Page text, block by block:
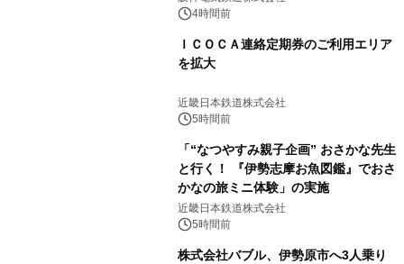
4時間前
ＩＣＯＣＡ連絡定期券のご利用エリア
を拡大
近畿日本鉄道株式会社
5時間前
「“なつやすみ親子企画” おさかな先生
と行く！ 『伊勢志摩お魚図鑑』でおさ
かなの旅ミニ体験」の実施
近畿日本鉄道株式会社
5時間前
株式会社バブル、伊勢原市へ3人乗り